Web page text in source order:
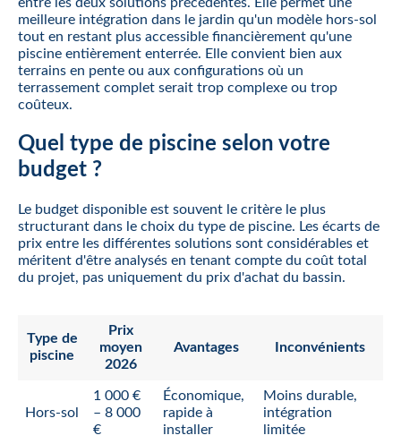
entre les deux solutions précédentes. Elle permet une
meilleure intégration dans le jardin qu'un modèle hors-sol
tout en restant plus accessible financièrement qu'une
piscine entièrement enterrée. Elle convient bien aux
terrains en pente ou aux configurations où un
terrassement complet serait trop complexe ou trop
coûteux.
Quel type de piscine selon votre
budget ?
Le budget disponible est souvent le critère le plus
structurant dans le choix du type de piscine. Les écarts de
prix entre les différentes solutions sont considérables et
méritent d'être analysés en tenant compte du coût total
du projet, pas uniquement du prix d'achat du bassin.
Type de
piscine
Prix
moyen
2026
Avantages Inconvénients
Hors-sol
1 000 €
– 8 000
€
Économique,
rapide à
installer
Moins durable,
intégration
limitée